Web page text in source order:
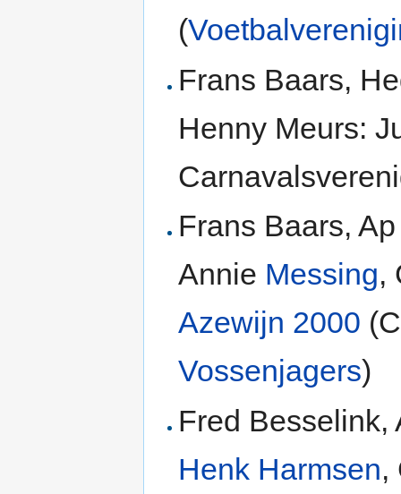
(
Frans Baars,
Henny Meurs:
Frans Baars,
Annie Messing,
Azewijn 2000
Vossenjagers)
Fred Besselink,
Henk Harmsen,